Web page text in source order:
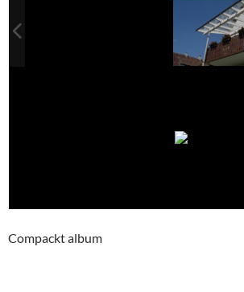
Compackt album